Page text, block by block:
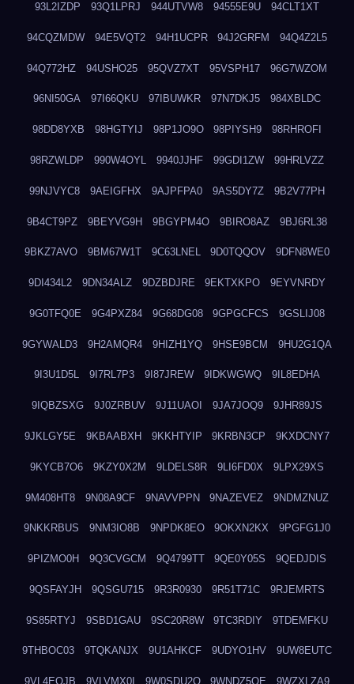
93L2IZDP 93Q1LPRJ 944UTVW8 94555E9U 94CLT1XT
94CQZMDW 94E5VQT2 94H1UCPR 94J2GRFM 94Q4Z2L5
94Q772HZ 94USHO25 95QVZ7XT 95VSPH17 96G7WZOM
96NI50GA 97I66QKU 97IBUWKR 97N7DKJ5 984XBLDC
98DD8YXB 98HGTYIJ 98P1JO9O 98PIYSH9 98RHROFI
98RZWLDP 990W4OYL 9940JJHF 99GDI1ZW 99HRLVZZ
99NJVYC8 9AEIGFHX 9AJPFPA0 9AS5DY7Z 9B2V77PH
9B4CT9PZ 9BEYVG9H 9BGYPM4O 9BIRO8AZ 9BJ6RL38
9BKZ7AVO 9BM67W1T 9C63LNEL 9D0TQQOV 9DFN8WE0
9DI434L2 9DN34ALZ 9DZBDJRE 9EKTXKPO 9EYVNRDY
9G0TFQ0E 9G4PXZ84 9G68DG08 9GPGCFCS 9GSLIJ08
9GYWALD3 9H2AMQR4 9HIZH1YQ 9HSE9BCM 9HU2G1QA
9I3U1D5L 9I7RL7P3 9I87JREW 9IDKWGWQ 9IL8EDHA
9IQBZSXG 9J0ZRBUV 9J11UAOI 9JA7JOQ9 9JHR89JS
9JKLGY5E 9KBAABXH 9KKHTYIP 9KRBN3CP 9KXDCNY7
9KYCB7O6 9KZY0X2M 9LDELS8R 9LI6FD0X 9LPX29XS
9M408HT8 9N08A9CF 9NAVVPPN 9NAZEVEZ 9NDMZNUZ
9NKKRBUS 9NM3IO8B 9NPDK8EO 9OKXN2KX 9PGFG1J0
9PIZMO0H 9Q3CVGCM 9Q4799TT 9QE0Y05S 9QEDJDIS
9QSFAYJH 9QSGU715 9R3R0930 9R51T71C 9RJEMRTS
9S85RTYJ 9SBD1GAU 9SC20R8W 9TC3RDIY 9TDEMFKU
9THBOC03 9TQKANJX 9U1AHKCF 9UDYO1HV 9UW8EUTC
9VL4EOJB 9VLVMX0I 9W0SDU2O 9WNDZ5OE 9WZXLZA9